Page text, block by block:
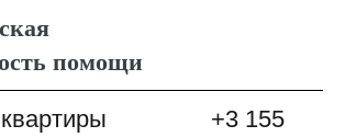
помощи
+3 155